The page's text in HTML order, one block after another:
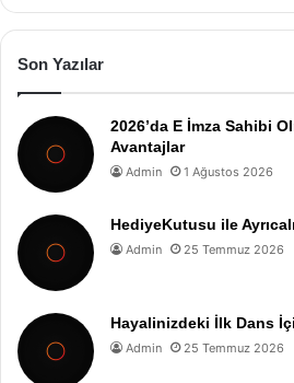
Son Yazılar
2026’da E İmza Sahibi
Avantajlar
Admin 1 Ağustos 2026
HediyeKutusu ile
Admin 25 Temmuz 2026
Hayalinizdeki İlk Dans
Admin 25 Temmuz 2026